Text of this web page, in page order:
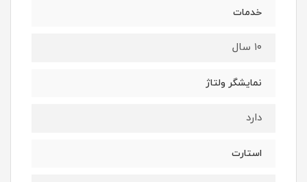
خدمات
۱۰ سال
نمایشگر ولتاژ
دارد
استارت